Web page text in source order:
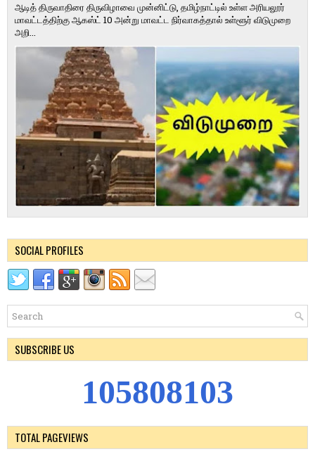
ஆடித் திருவாதிரை திருவிழாவை முன்னிட்டு, தமிழ்நாட்டில் உள்ள அரியலூர்
மாவட்டத்திற்கு ஆகஸ்ட் 10 அன்று மாவட்ட நிர்வாகத்தால் உள்ளூர் விடுமுறை
அறி...
SOCIAL PROFILES
SUBSCRIBE US
105808103
TOTAL PAGEVIEWS